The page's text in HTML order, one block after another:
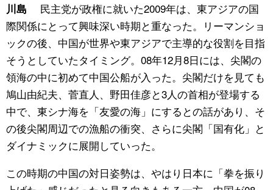
川島
民主党が政権に就いた2009年は、東アジアの国
際関係にとって興味深い時期と重なった。リーマンショ
ックの後、中国が世界や東アジアで主導的な役割を目指
そうとしていたタイミング。08年12月8日には、尖閣の
領海の中に初めて中国公船が入った。尖閣だけを見ても
鳩山由紀夫、菅直人、野田佳彦と3人の首相が登場する
中で、東シナ海を「友愛の海」にするとの話があり、そ
の後尖閣周辺での漁船の衝突、さらに尖閣「国有化」と
ダイナミックに展開していった。
この時期の中国の対日姿勢は、やはり日本に「拳を振り